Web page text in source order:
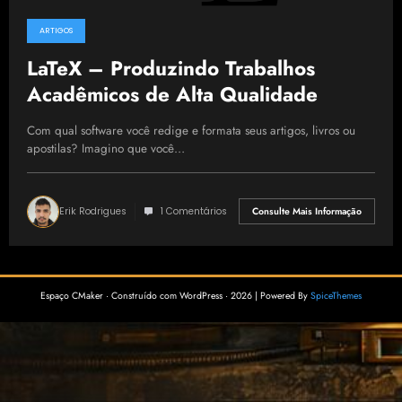
ARTIGOS
LaTeX – Produzindo Trabalhos
Acadêmicos de Alta Qualidade
Com qual software você redige e formata seus artigos, livros ou
apostilas? Imagino que você…
Erik Rodrigues 1 Comentários Consulte Mais Informação
Espaço CMaker · Construído com WordPress · 2026 | Powered By SpiceThemes